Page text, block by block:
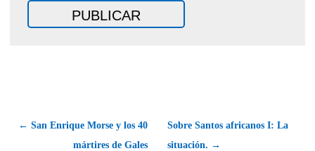
← San Enrique Morse y los 40
mártires de Gales
Sobre Santos africanos I: La
situación. →